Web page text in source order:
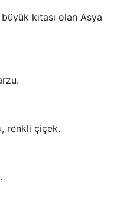
kıtası olan Asya
renkli çiçek.